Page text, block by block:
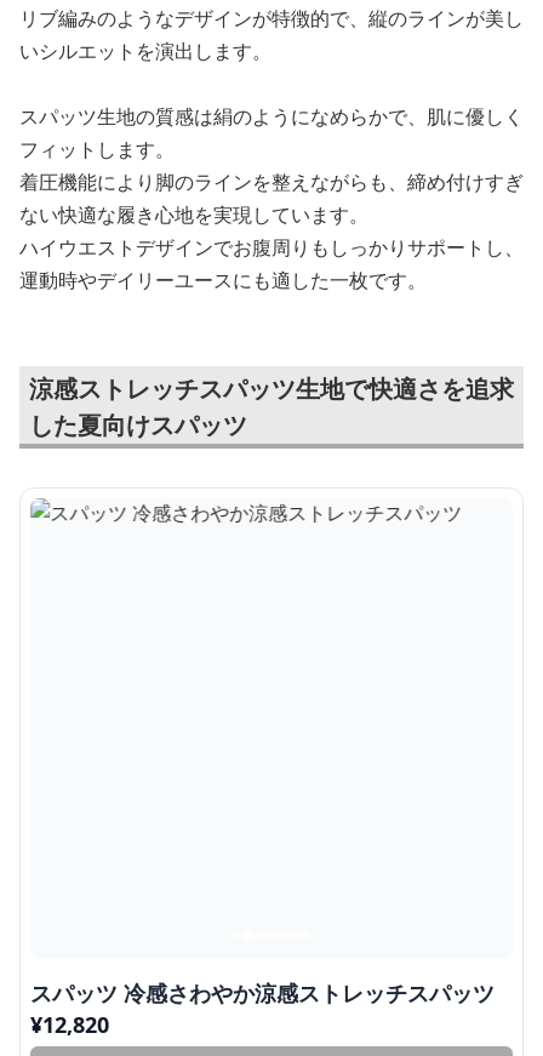
リブ編みのようなデザインが特徴的で、縦のラインが美し
いシルエットを演出します。
スパッツ生地の質感は絹のようになめらかで、肌に優しく
フィットします。
着圧機能により脚のラインを整えながらも、締め付けすぎ
ない快適な履き心地を実現しています。
ハイウエストデザインでお腹周りもしっかりサポートし、
運動時やデイリーユースにも適した一枚です。
涼感ストレッチスパッツ生地で快適さを追求
した夏向けスパッツ
スパッツ 冷感さわやか涼感ストレッチスパッツ
¥12,820